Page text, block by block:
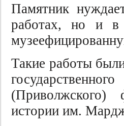
Памятник
работах, но и в
Такие работы
(Приволжского)
истории им.